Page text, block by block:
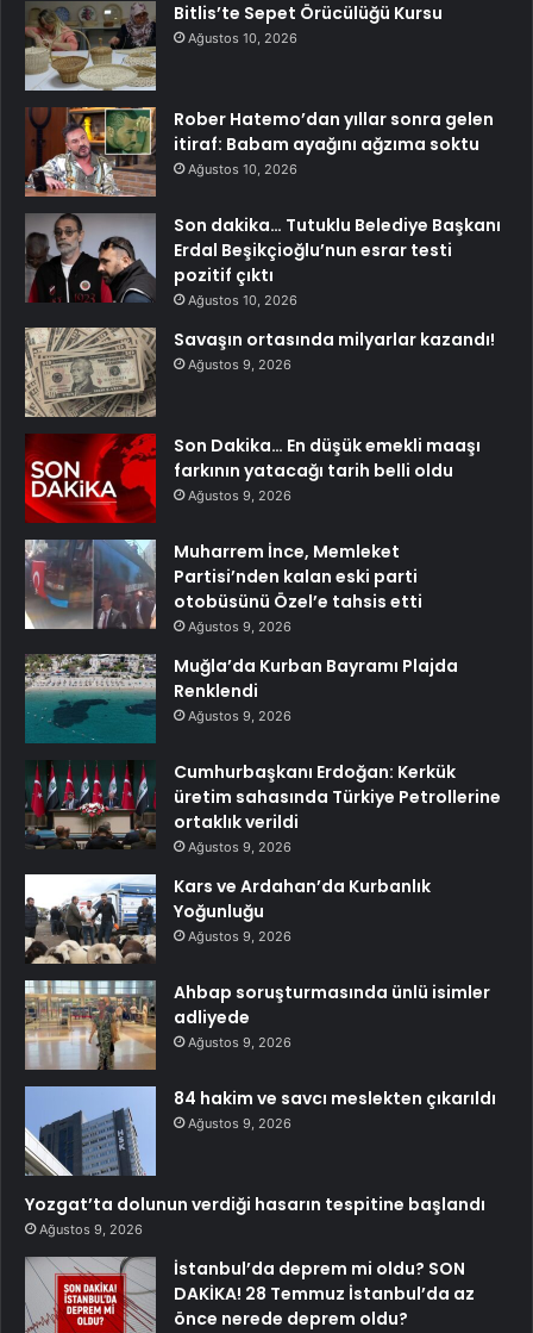
Bitlis’te Sepet Örücülüğü Kursu
Ağustos 10, 2026
Rober Hatemo’dan yıllar sonra gelen
itiraf: Babam ayağını ağzıma soktu
Ağustos 10, 2026
Son dakika… Tutuklu Belediye Başkanı
Erdal Beşikçioğlu’nun esrar testi
pozitif çıktı
Ağustos 10, 2026
Savaşın ortasında milyarlar kazandı!
Ağustos 9, 2026
Son Dakika… En düşük emekli maaşı
farkının yatacağı tarih belli oldu
Ağustos 9, 2026
Muharrem İnce, Memleket
Partisi’nden kalan eski parti
otobüsünü Özel’e tahsis etti
Ağustos 9, 2026
Muğla’da Kurban Bayramı Plajda
Renklendi
Ağustos 9, 2026
Cumhurbaşkanı Erdoğan: Kerkük
üretim sahasında Türkiye Petrollerine
ortaklık verildi
Ağustos 9, 2026
Kars ve Ardahan’da Kurbanlık
Yoğunluğu
Ağustos 9, 2026
Ahbap soruşturmasında ünlü isimler
adliyede
Ağustos 9, 2026
84 hakim ve savcı meslekten çıkarıldı
Ağustos 9, 2026
Yozgat’ta dolunun verdiği hasarın tespitine başlandı
Ağustos 9, 2026
İstanbul’da deprem mi oldu? SON
DAKİKA! 28 Temmuz İstanbul’da az
önce nerede deprem oldu?